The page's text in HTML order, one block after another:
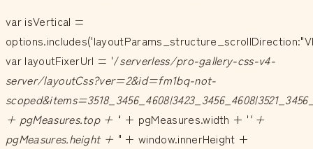
var isVertical =
var layoutFixerUrl = '/serverless/pro-gallery-css-v4-
server/layoutCss?ver=2&id=fm1bq-not-
+ pgMeasures.top + '' + pgMeasures.width + '' +
pgMeasures.height + '' + window.innerHeight +